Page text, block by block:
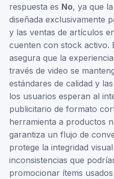
respuesta es No, ya que
diseñada exclusivamente
y las ventas de artículos
cuenten con stock activo.
asegura que la
través de video se
estándares de calidad y
los usuarios esperan al
publicitario de formato
herramienta a productos
garantiza un flujo de
protege la integridad
inconsistencias que
promocionar ítems